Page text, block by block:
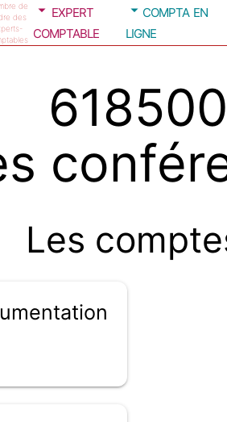
de
des
expert
comptable
compta en
ligne
Les